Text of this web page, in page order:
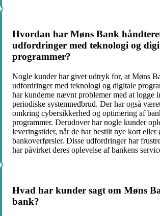
Hvordan har Møns Bank
udfordringer med teknologi og
programmer?
Nogle kunder har givet udtryk for, at Møns
udfordringer med teknologi og digitale
har kunderne nævnt problemer med at logge
periodiske systemnedbrud. Der har også
omkring cybersikkerhed og optimering af
programmer. Derudover har nogle kunder
leveringstider, når de har bestilt nye kort eller
bankoverførsler. Disse udfordringer har
har påvirket deres oplevelse af bankens
Hvad har kunder sagt om Møns
bank?